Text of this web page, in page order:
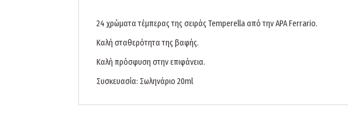
24 χρώματα τέμπερας της σειράς Temperella από την APA Ferrario.
Καλή σταθερότητα της βαφής.
Καλή πρόσφυση στην επιφάνεια.
Συσκευασία: Σωληνάριο 20ml